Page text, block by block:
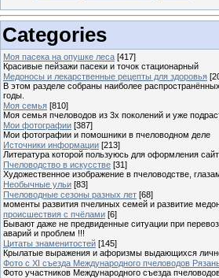
Categories
Моя пасека на опушке леса [417]
Красивые пейзажи пасеки и точок стационарный
Медоносы и лекарственные рецепты для здоровья
В этом разделе собраны наиболее
годы.
Моя семья [810]
Моя семья пчеловодов из 3х поколений и уже
Мои фотографии [387]
Мои фотографии и помошники в пчеловодном деле
Источники информации [213]
Литература которой пользуюсь для оформления
Пчеловодство в искусстве [31]
Художественное изображение в пчеловодстве,
Необычные ульи [83]
Пчеловодные сезоны разных лет [68]
моменты развития пчелиных семей и развитие
происшествия с пчёлами [6]
Бывают даже не предвиденные ситуации при
аварий и проблем !!!
Цитаты знаменитостей [145]
Крылатые выражения и афоризмы выдающихся
Фото с XI съезда Международного пчеловодов
Фото участников Международного съезда